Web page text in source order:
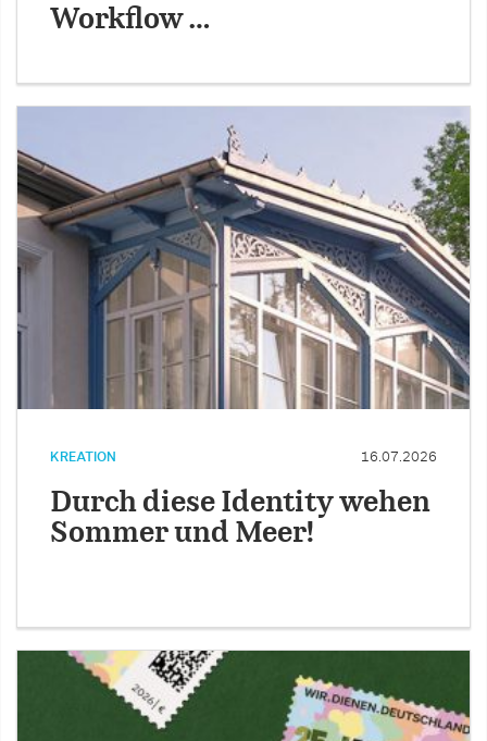
Workflow …
KREATION 16.07.2026
Durch diese Identity wehen
Sommer und Meer!